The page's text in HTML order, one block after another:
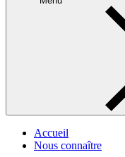
Accueil
Nous connaître